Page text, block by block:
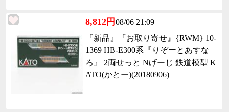
8,812円08/06 21:09
『新品』『お取り寄せ』{RWM} 10-
1369 HB-E300系『りぞーとあすな
ろ』 2両せっと Nげーじ 鉄道模型 K
ATO(かとー)(20180906)